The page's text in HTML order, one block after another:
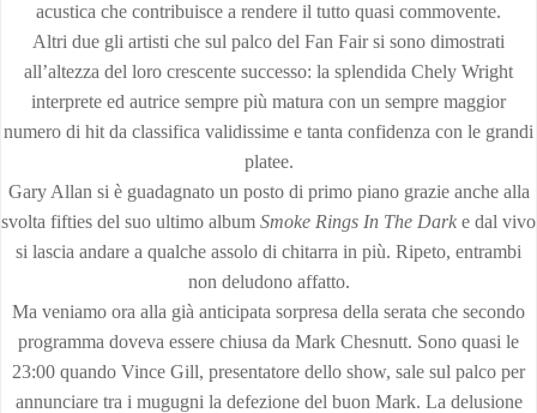
acustica che contribuisce a rendere il tutto quasi commovente.
Altri due gli artisti che sul palco del Fan Fair si sono dimostrati
all’altezza del loro crescente successo: la splendida Chely Wright
interprete ed autrice sempre più matura con un sempre maggior
numero di hit da classifica validissime e tanta confidenza con le grandi
platee.
Gary Allan si è guadagnato un posto di primo piano grazie anche alla
svolta fifties del suo ultimo album Smoke Rings In The Dark e dal vivo
si lascia andare a qualche assolo di chitarra in più. Ripeto, entrambi
non deludono affatto.
Ma veniamo ora alla già anticipata sorpresa della serata che secondo
programma doveva essere chiusa da Mark Chesnutt. Sono quasi le
23:00 quando Vince Gill, presentatore dello show, sale sul palco per
annunciare tra i mugugni la defezione del buon Mark. La delusione